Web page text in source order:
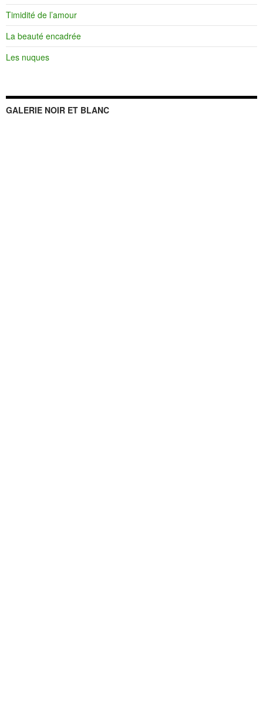
Timidité de l’amour
La beauté encadrée
Les nuques
GALERIE NOIR ET BLANC